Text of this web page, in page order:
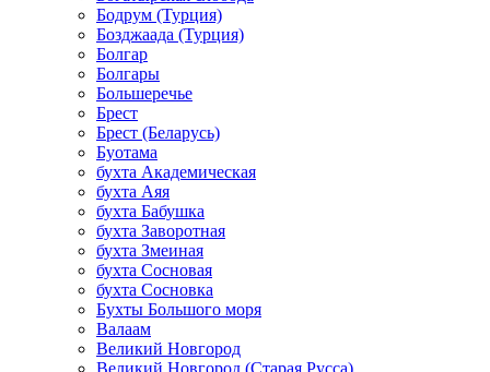
Бодрум (Турция)
Бозджаада (Турция)
Болгар
Болгары
Большеречье
Брест
Брест (Беларусь)
Буотама
бухта Академическая
бухта Аяя
бухта Бабушка
бухта Заворотная
бухта Змеиная
бухта Сосновая
бухта Сосновка
Бухты Большого моря
Валаам
Великий Новгород
Великий Новгород (Старая Русса)